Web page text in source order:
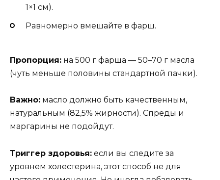
1×1 см).
Равномерно вмешайте в фарш.
Пропорция: на 500 г фарша — 50–70 г масла
(чуть меньше половины стандартной пачки).
Важно: масло должно быть качественным,
натуральным (82,5% жирности). Спреды и
маргарины не подойдут.
Триггер здоровья: если вы следите за
уровнем холестерина, этот способ не для